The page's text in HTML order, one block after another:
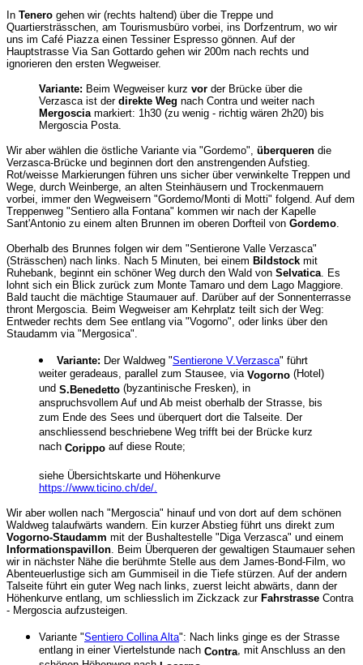
In Tenero gehen wir (rechts haltend) über die Treppe und
Quartiersträsschen, am Tourismusbüro vorbei, ins Dorfzentrum, wo wir
uns im Café Piazza einen Tessiner Espresso gönnen. Auf der
Hauptstrasse Via San Gottardo gehen wir 200m nach rechts und
ignorieren den ersten Wegweiser.
Variante: Beim Wegweiser kurz vor der Brücke über die
Verzasca ist der direkte Weg nach Contra und weiter nach
Mergosciamarkiert: 1h30 (zu wenig - richtig wären 2h20) bis
Mergoscia Posta.
Wir aber wählen die östliche Variante via "Gordemo", überqueren die
Verzasca-Brücke und beginnen dort den anstrengenden Aufstieg.
Rot/weisse Markierungen führen uns sicher über verwinkelte Treppen und
Wege, durch Weinberge, an alten Steinhäusern und Trockenmauern
vorbei, immer den Wegweisern "Gordemo/Monti di Motti" folgend. Auf dem
Treppenweg "Sentiero alla Fontana" kommen wir nach der Kapelle
Sant'Antonio zu einem alten Brunnen im oberen Dorfteil von Gordemo.
Oberhalb des Brunnes folgen wir dem "Sentierone Valle Verzasca"
(Strässchen) nach links. Nach 5 Minuten, bei einem Bildstock mit
Ruhebank, beginnt ein schöner Weg durch den Wald von Selvatica. Es
lohnt sich ein Blick zurück zum Monte Tamaro und dem Lago Maggiore.
Bald taucht die mächtige Staumauer auf. Darüber auf der Sonnenterrasse
thront Mergoscia. Beim Wegweiser am Kehrplatz teilt sich der Weg:
Entweder rechts dem See entlang via "Vogorno", oder links über den
Staudamm via "Mergosica".
Variante: Der Waldweg "Sentierone V.Verzasca" führt
weiter geradeaus, parallel zum Stausee, via Vogorno (Hotel)
und S.Benedetto (byzantinische Fresken), in
anspruchsvollem Auf und Ab meist oberhalb der Strasse, bis
zum Ende des Sees und überquert dort die Talseite. Der
anschliessend beschriebene Weg trifft bei der Brücke kurz
nach Corippo auf diese Route;
siehe Übersichtskarte und Höhenkurve
https://www.ticino.ch/de/.
Wir aber wollen nach "Mergoscia" hinauf und von dort auf dem schönen
Waldweg talaufwärts wandern. Ein kurzer Abstieg führt uns direkt zum
Vogorno-Staudamm mit der Bushaltestelle "Diga Verzasca" und einem
Informationspavillon. Beim Überqueren der gewaltigen Staumauer sehen
wir in nächster Nähe die berühmte Stelle aus dem James-Bond-Film, wo
Abenteuerlustige sich am Gummiseil in die Tiefe stürzen. Auf der andern
Talseite führt ein guter Weg nach links, zuerst leicht abwärts, dann der
Höhenkurve entlang, um schliesslich im Zickzack zur Fahrstrasse Contra
- Mergoscia aufzusteigen.
Variante "Sentiero Collina Alta": Nach links ginge es der Strasse
entlang in einer Viertelstunde nach Contra, mit Anschluss an den